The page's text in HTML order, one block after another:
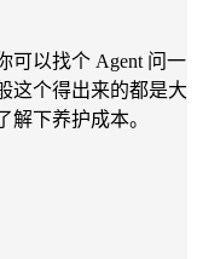
可以找个 Agent 问一
这个得出来的都是大
解下养护成本。